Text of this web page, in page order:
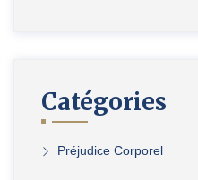
Catégories
Préjudice Corporel